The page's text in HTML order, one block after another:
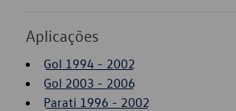
Aplicações
Gol 1994 - 2002
Gol 2003 - 2006
Parati 1996 - 2002